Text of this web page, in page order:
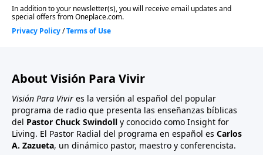
About Visión Para Vivir
Visión Para Vivir es la versión al español del popular
programa de radio que presenta las enseñanzas bíblicas
del Pastor Chuck Swindoll y conocido como Insight for
Living. El Pastor Radial del programa en español es Carlos
A. Zazueta, un dinámico pastor, maestro y conferencista.